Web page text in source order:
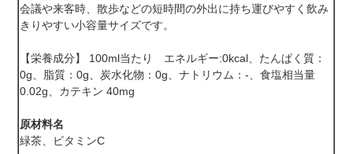
会議や来客時、散歩などの短時間の外出に持ち運びやすく飲み
きりやすい小容量サイズです。
【栄養成分】 100ml当たり エネルギー:0kcal、たんぱく質：
0g、脂質：0g、炭水化物：0g、ナトリウム：-、食塩相当量
0.02g、カテキン 40mg
原材料名
緑茶、ビタミンC